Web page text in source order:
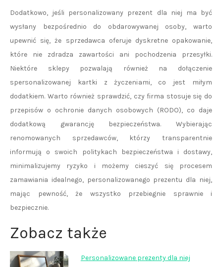
Dodatkowo, jeśli personalizowany prezent dla niej ma być
wysłany bezpośrednio do obdarowywanej osoby, warto
upewnić się, że sprzedawca oferuje dyskretne opakowanie,
które nie zdradza zawartości ani pochodzenia przesyłki.
Niektóre sklepy pozwalają również na dołączenie
spersonalizowanej kartki z życzeniami, co jest miłym
dodatkiem. Warto również sprawdzić, czy firma stosuje się do
przepisów o ochronie danych osobowych (RODO), co daje
dodatkową gwarancję bezpieczeństwa. Wybierając
renomowanych sprzedawców, którzy transparentnie
informują o swoich politykach bezpieczeństwa i dostawy,
minimalizujemy ryzyko i możemy cieszyć się procesem
zamawiania idealnego, personalizowanego prezentu dla niej,
mając pewność, że wszystko przebiegnie sprawnie i
bezpiecznie.
Zobacz także
Personalizowane prezenty dla niej